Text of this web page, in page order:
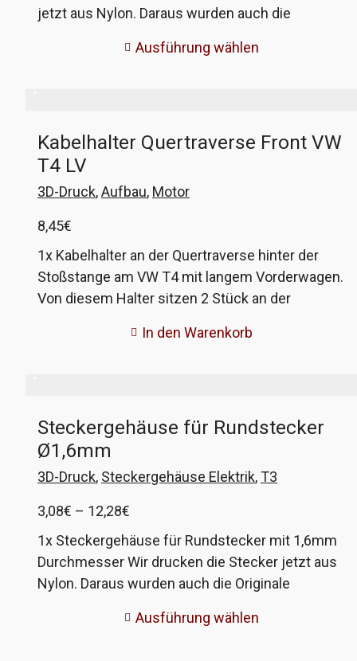
12,28€
jetzt aus Nylon. Daraus wurden auch die
optionalen Crimpkontakte sind in Originalqualität
Verkabelung der elektrischen Spiegel, der
Zentralverriegelung und der Klimanalage. VW-
Vergleichsnummer 171 971 999 A, B, C und E.
Ausführung wählen
Kabelhalter Quertraverse Front VW
T4 LV
3D-Druck,Aufbau, Motor
8,45€
1x Kabelhalter an der Quertraverse hinter der
Stoßstange am VW T4 mit langem Vorderwagen.
Von diesem Halter sitzen 2 Stück an der
welche von links nach rechts verlegt sind. Durch
Damit die Kabel aber weiterhin vernünftig
gehalten werden, habe ich die Halter im 3D-
Druckverfahren nachgebaut. Die VW-
In den Warenkorb
Steckergehäuse für Rundstecker
Ø1,6mm
3D-Druck, Steckergehäuse Elektrik,T3
3,08€ – 12,28€
3,08€
bis
12,28€
1x Steckergehäuse für Rundstecker mit 1,6mm
Durchmesser Wir drucken die Stecker jetzt aus
Nylon. Daraus wurden auch die Originale
optionalen Crimpkontakte sind in Originalqualität
Ausführung wählen